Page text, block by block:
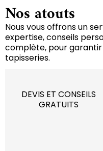
Nos atouts
Nous vous offrons un
expertise, conseils
complète, pour
tapisseries.
DEVIS ET CONSEILS
GRATUITS